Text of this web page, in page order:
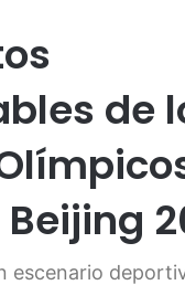
de
escenario